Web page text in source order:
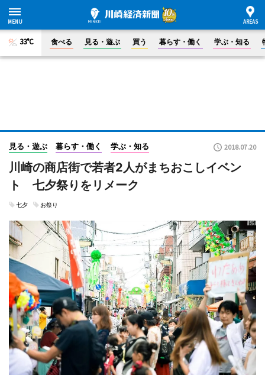
33°C 食べる 見る・遊ぶ 買う 暮らす・働く 学ぶ・知る
見る・遊ぶ 暮らす・働く 学ぶ・知る 2018.07.20
川崎の商店街で若者2人がまちおこしイベン
ト 七夕祭りをリメーク
七夕 お祭り